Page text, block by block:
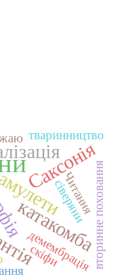
катакомба
Саксонія
демембраціявторинне поховання
сіверяни
тваринництво
Читання
скіфи